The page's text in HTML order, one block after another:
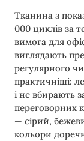
Тканина з
000 циклів за
вимога для
виглядають
регулярного
практичніші:
і не вбирають
переговорних
— сірий,
кольори